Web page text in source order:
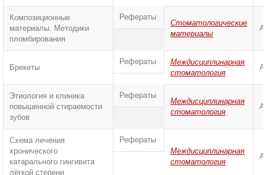
Композиционные
материалы. Методики
пломбирования
Рефераты
Стоматологические
материалы
Брекеты
Рефераты
Междисциплинарная
стоматология
Этиология и клиника
повышенной стираемости
зубов
Рефераты
Междисциплинарная
стоматология
Схема лечения
хронического
катарального гингивита
лёгкой степени
Рефераты
Междисциплинарная
стоматология